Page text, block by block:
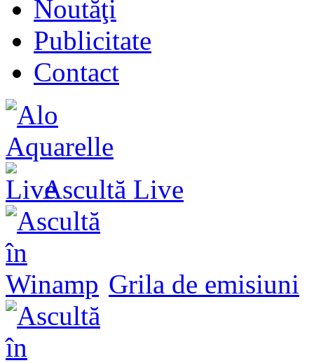
Noutăţi
Publicitate
Contact
Ascultă Live
Grila de emisiuni